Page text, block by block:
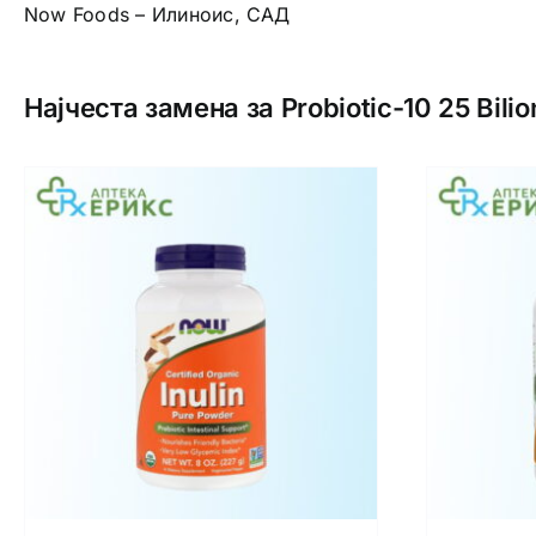
Now Foods – Илиноис, САД
Најчеста замена за Probiotic-10 25